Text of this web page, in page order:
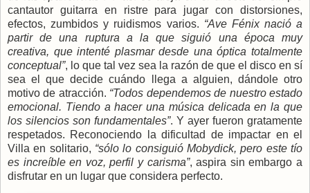
cantautor guitarra en ristre para jugar con distorsiones,
efectos, zumbidos y ruidismos varios. “Ave Fénix nació a
partir de una ruptura a la que siguió una época muy
creativa, que intenté plasmar desde una óptica totalmente
conceptual”, lo que tal vez sea la razón de que el disco en sí
sea el que decide cuándo llega a alguien, dándole otro
motivo de atracción. “Todos dependemos de nuestro estado
emocional. Tiendo a hacer una música delicada en la que
los silencios son fundamentales”. Y ayer fueron gratamente
respetados. Reconociendo la dificultad de impactar en el
Villa en solitario, “sólo lo consiguió Mobydick, pero este tío
es increíble en voz, perfil y carisma”, aspira sin embargo a
disfrutar en un lugar que considera perfecto.